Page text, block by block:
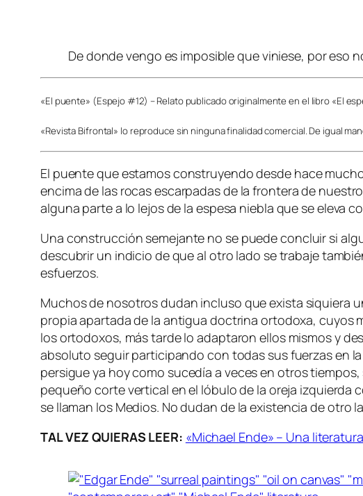
De donde vengo es imposible que viniese, por eso
«El puente» (Espejo #12) – Relato publicado originalmente en el libro «El
«Revista Bifrontal» lo reproduce sin ninguna finalidad comercial. De igual
El puente que estamos construyendo desde hace
encima de las rocas escarpadas de la frontera de
alguna parte a lo lejos de la espesa niebla que se eleva
Una construcción semejante no se puede concluir si
descubrir un indicio de que al otro lado se trabaje
esfuerzos.
Muchos de nosotros dudan incluso que exista siquiera
propia apartada de la antigua doctrina ortodoxa, cuyos
los ortodoxos, más tarde lo adaptaron ellos mismos y
absoluto seguir participando con todas sus fuerzas en
persigue ya hoy como sucedía a veces en otros
pequeño corte vertical en el lóbulo de la oreja izquierda
se llaman los Medios. No dudan de la existencia de otro
TAL VEZ QUIERAS LEER: «Michael Ende» – Una